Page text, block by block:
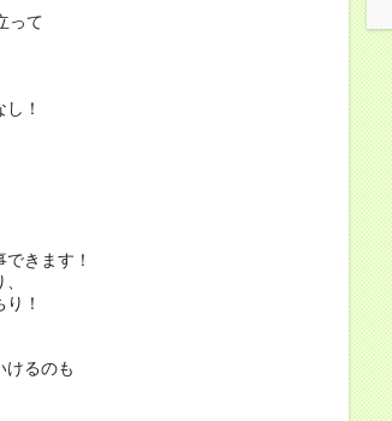
って
！
きます！
！
けるのも